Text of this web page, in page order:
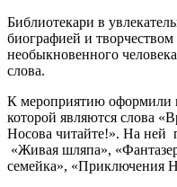
Библиотекари в
биографией и
необыкновенного
слова.
К мероприятию оформили
которой являются слова
Носова читайте!». На ней
«Живая шляпа»,
семейка», «Приключения